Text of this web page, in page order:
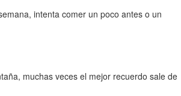
intenta comer un poco antes o un
muchas veces el mejor recuerdo sale de